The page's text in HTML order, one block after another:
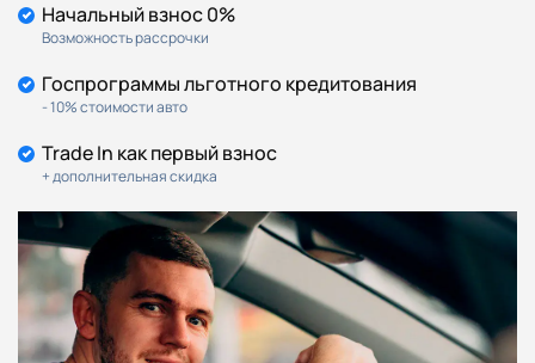
Начальный взнос 0%
Возможность рассрочки
Госпрограммы льготного кредитования
- 10% стоимости авто
Trade In как первый взнос
+ дополнительная скидка